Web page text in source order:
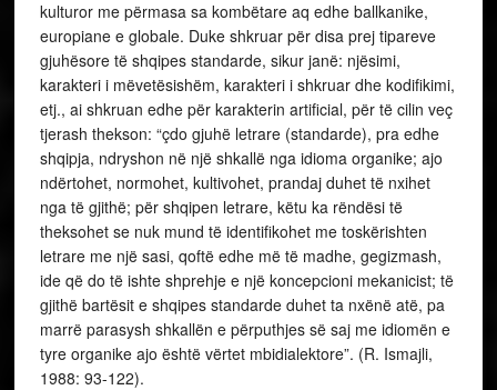
kulturor me përmasa sa kombëtare aq edhe ballkanike,
europiane e globale. Duke shkruar për disa prej tipareve
gjuhësore të shqipes standarde, sikur janë: njësimi,
karakteri i mëvetësishëm, karakteri i shkruar dhe kodifikimi,
etj., ai shkruan edhe për karakterin artificial, për të cilin veç
tjerash thekson: “çdo gjuhë letrare (standarde), pra edhe
shqipja, ndryshon në një shkallë nga idioma organike; ajo
ndërtohet, normohet, kultivohet, prandaj duhet të nxihet
nga të gjithë; për shqipen letrare, këtu ka rëndësi të
theksohet se nuk mund të identifikohet me toskërishten
letrare me një sasi, qoftë edhe më të madhe, gegizmash,
ide që do të ishte shprehje e një koncepcioni mekanicist; të
gjithë bartësit e shqipes standarde duhet ta nxënë atë, pa
marrë parasysh shkallën e përputhjes së saj me idiomën e
tyre organike ajo është vërtet mbidialektore”. (R. Ismajli,
1988: 93-122).